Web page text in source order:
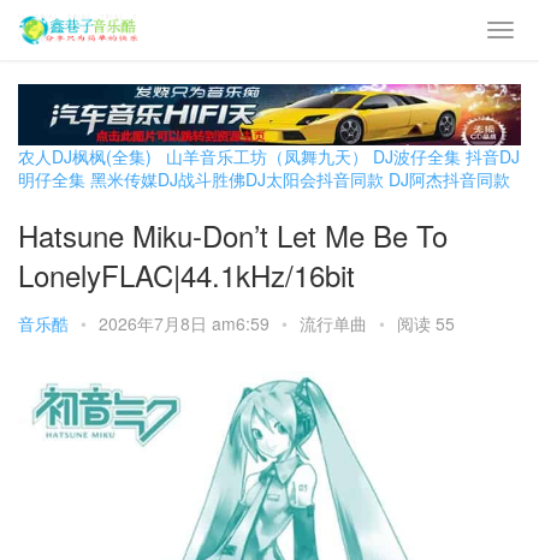
农人DJ枫枫(全集) 山羊音乐工坊（凤舞九天） DJ波仔全集 抖音DJ
明仔全集 黑米传媒DJ战斗胜佛DJ太阳会抖音同款 DJ阿杰抖音同款
Hatsune Miku-Don’t Let Me Be To
LonelyFLAC|44.1kHz/16bit
音乐酷 • 2026年7月8日 am6:59 • 流行单曲 • 阅读 55